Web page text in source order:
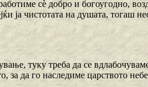
сѐ добро и богоугодно,
ја чистотата на душата, тогаш
туку треба да се
за да го наследиме царството